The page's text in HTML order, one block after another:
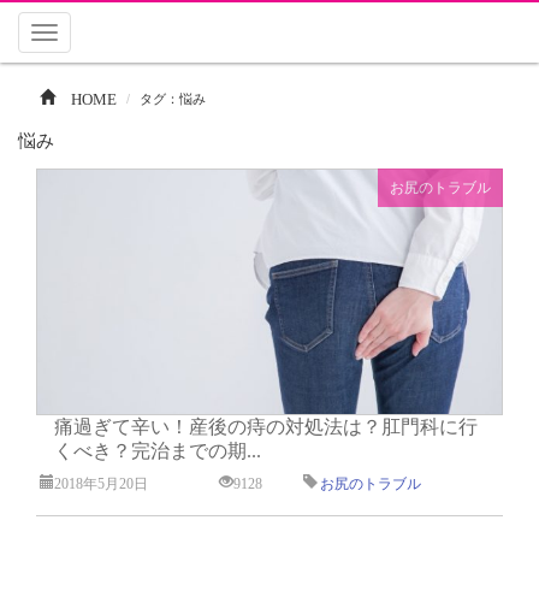
Toggle
HOME タグ：悩み
悩み
お尻のトラブル
痛過ぎて辛い！産後の痔の対処法は？肛門科に行
くべき？完治までの期...
2018年5月20日 9128 お尻のトラブル